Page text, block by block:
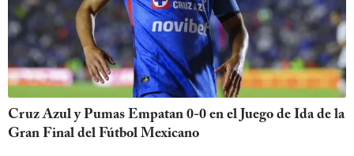
Cruz Azul y Pumas Empatan 0-0 en el Juego de Ida de la
Gran Final del Fútbol Mexicano